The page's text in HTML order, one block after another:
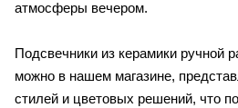
атмосферы вечером.
Подсвечники из керамики ручной
можно в нашем магазине,
стилей и цветовых решений, что